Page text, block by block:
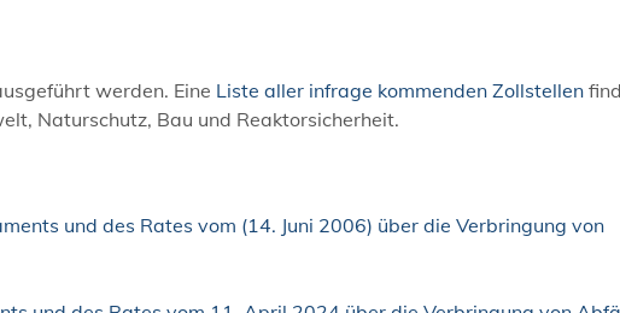
werden. Eine Liste aller infrage kommenden Zollstellen
Naturschutz, Bau und Reaktorsicherheit.
und des Rates vom (14. Juni 2006) über die Verbringung von